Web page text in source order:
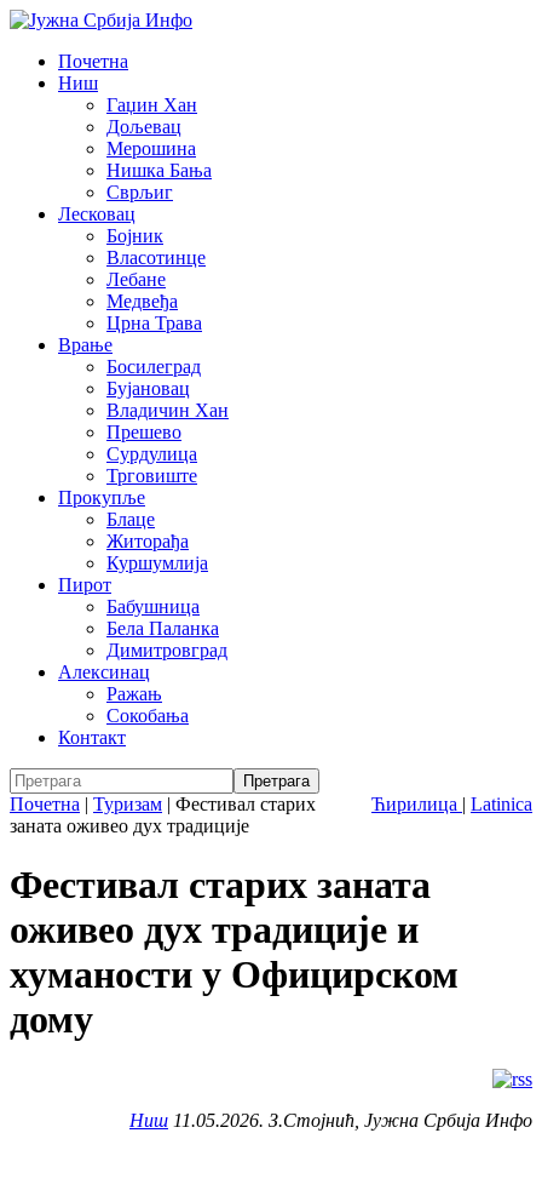
Почетна
Ниш
Гаџин Хан
Дољевац
Мерошина
Нишка Бања
Сврљиг
Лесковац
Бојник
Власотинце
Лебане
Медвеђа
Црна Трава
Врање
Босилеград
Бујановац
Владичин Хан
Прешево
Сурдулица
Трговиште
Прокупље
Блаце
Житорађа
Куршумлија
Пирот
Бабушница
Бела Паланка
Димитровград
Алексинац
Ражањ
Сокобања
Контакт
Ћирилица | Latinica
Почетна | Туризам | Фестивал старих
заната оживео дух традиције
Фестивал старих заната
оживео дух традиције и
хуманости у Официрском
дому
Ниш 11.05.2026. З.Стојнић, Јужна Србија Инфо